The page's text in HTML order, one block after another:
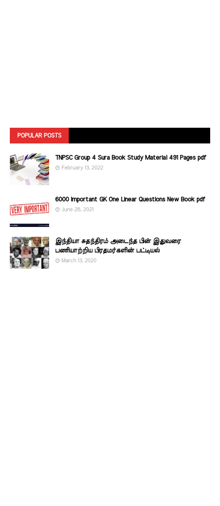
POPULAR POSTS
TNPSC Group 4 Sura Book Study Material 491 Pages pdf
February 13, 2022
6000 Important GK One Linear Questions New Book pdf
June 28, 2021
இந்தியா சுதந்திரம் அடைந்த பின் இதுவரை
பணியாற்றிய பிரதமர்களின்‌ பட்டியல்‌
March 13, 2020